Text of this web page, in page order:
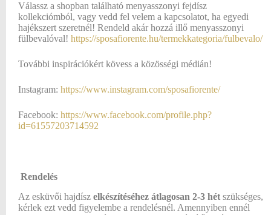
Válassz a shopban található menyasszonyi fejdísz
kollekciómból, vagy vedd fel velem a kapcsolatot, ha egyedi
hajékszert szeretnél! Rendeld akár hozzá illő menyasszonyi
fülbevalóval! https://sposafiorente.hu/termekkategoria/fulbevalo/
További inspirációkért kövess a közösségi médián!
Instagram: https://www.instagram.com/sposafiorente/
Facebook: https://www.facebook.com/profile.php?
id=61557203714592
Rendelés
Az esküvői hajdísz elkészítéséhez átlagosan 2-3 hét szükséges,
kérlek ezt vedd figyelembe a rendelésnél. Amennyiben ennél